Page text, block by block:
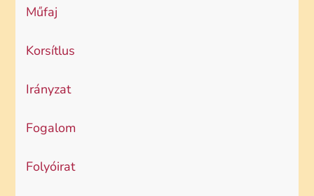
Műfaj
Korsítlus
Irányzat
Fogalom
Folyóirat